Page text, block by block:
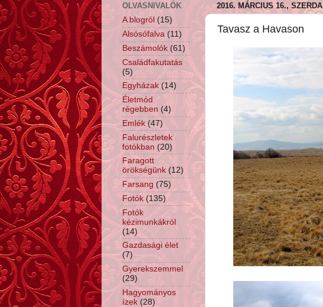
2016. MÁRCIUS 16., SZERDA
Tavasz a Havason
OLVASNIVALÓK
A blogról (15)
Alsósófalva (11)
Beszámolók (61)
Családfakutatás
(5)
Egyházak (14)
Életmód
régebben (4)
Emlék (47)
Falurészletek
fotókban (20)
Faragott
örökségünk (12)
Farsang (75)
Fotók (135)
Fotók
kézimunkákról
(14)
Gazdasági élet
(7)
Gyerekszemmel
(29)
Hagyományos
ízek (28)